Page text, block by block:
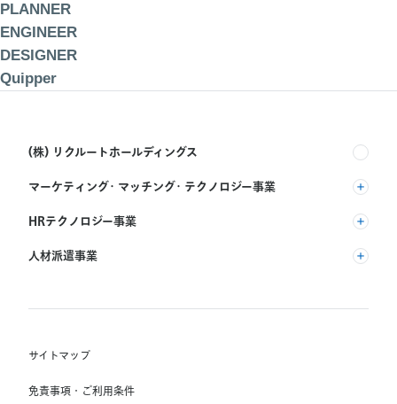
PLANNER
ENGINEER
DESIGNER
Quipper
(株) リクルートホールディングス
マーケティング・マッチング・テクノロジー事業
(株) リクルート
HRテクノロジー事業
(株) インディードリクルートパートナーズ
Indeed, Inc.
人材派遣事業
(株) スタッフサービス・ホールディングス
サイトマップ
免責事項・ご利用条件